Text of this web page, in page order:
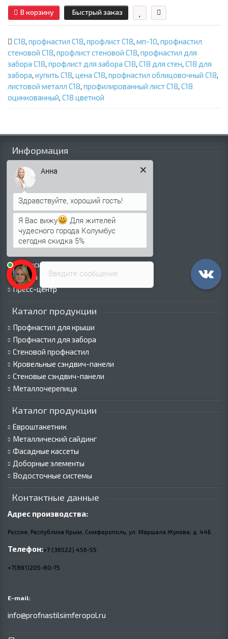
В корзину Быстрый заказ
С18, профнастил С18, профлист С18, мп-10, профнастил
стеновой С18, профлист стеновой С18, профнастил для
забора С18, профлист для забора С18, С18 для стен, С18 для
забора, купить С18, цена С18, профнастил облицовочный С18,
листовой металл С18, профилированный лист С18, С18
оцинкованный, С18 цветной
Информация
Палитра RAL
Информация о компании
Информация о доставке
Политика безопасности
Условия соглашения
Сертификаты
Виды покрытий
Вакансии
Оплата
Пресс-центр
Каталог продукции
Профнастил для крыши
Профнастил для забора
Стеновой профнастил
Кровельные сэндвич-панели
Стеновые сэндвич-панели
Металлочерепица
Каталог продукции
Евроштакетник
Металлический сайдинг
Фасадные кассеты
Доборные элементы
Водосточные системы
Контактные данные
Адрес производства:
Россия, Республика Крым, Симферополь, ул. Маршала Жукова, д. 44Б
Телефон:+7 (36522) 456-55
+7(861)205-80-75
E-mail:
info@profnastilsimferopol.ru
Введите сообщение
Анна
Я Вас вижу
Для жителей
чудесного города Колумбус
сегодня скидка 5%